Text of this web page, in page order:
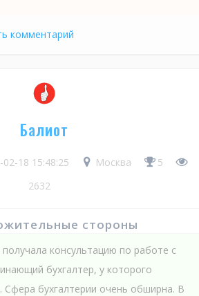
комментарий
Балиот
02-18 15:48:25 Москва
5
2632
стороны
консультацию по работе с
бухгалтер, у которого
бухгалтерии очень обширна. В